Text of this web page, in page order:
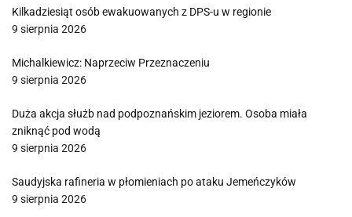
Kilkadziesiąt osób ewakuowanych z DPS-u w regionie
9 sierpnia 2026
Michalkiewicz: Naprzeciw Przeznaczeniu
9 sierpnia 2026
Duża akcja służb nad podpoznańskim jeziorem. Osoba miała
zniknąć pod wodą
9 sierpnia 2026
Saudyjska rafineria w płomieniach po ataku Jemeńczyków
9 sierpnia 2026